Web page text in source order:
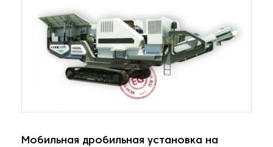
Мобильная дробильная установка на